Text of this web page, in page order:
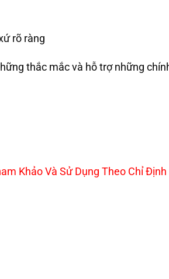
rõ ràng
thắc mắc và hỗ trợ những
Khảo Và Sử Dụng Theo Chỉ Định